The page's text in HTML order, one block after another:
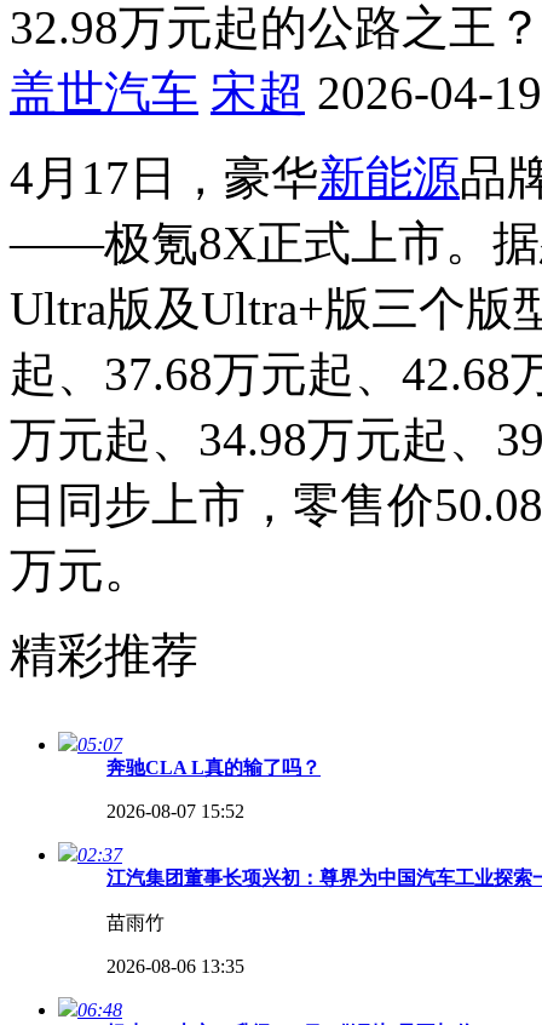
32.98万元起的公路之王
盖世汽车 宋超 2026-04-
4月17日，豪华新能源品
——极氪8X正式上市。据
Ultra版及Ultra+版三个版
起、37.68万元起、42.68
万元起、34.98万元起、
日同步上市，零售价
万元。
精彩推荐
05:07
奔驰CLA L真的输了吗？
2026-08-07 15:52
02:37
江汽集团董事长项兴初：尊界为中国汽车工业探索
苗雨竹
2026-08-06 13:35
06:48